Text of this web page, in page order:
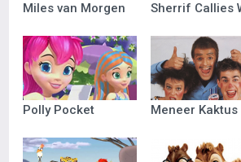
Miles van Morgen
Polly Pocket Meneer Kaktus